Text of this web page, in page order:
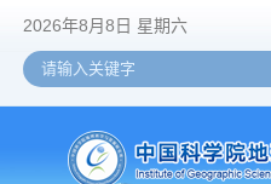
2026年8月8日 星期六